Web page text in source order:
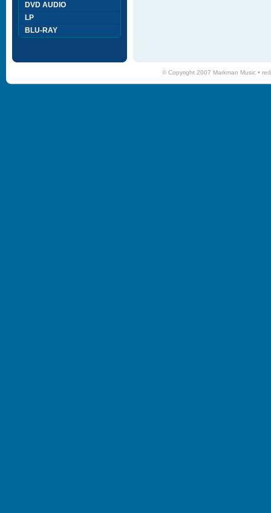
DVD AUDIO
LP
BLU-RAY
© Copyright 2007 Markman Music •